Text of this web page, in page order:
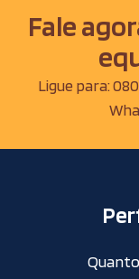
Fale
Ligue para: